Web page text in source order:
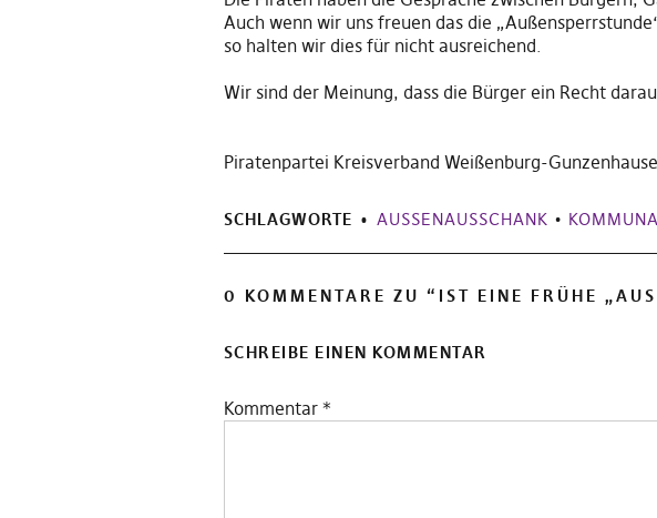
Auch wenn wir uns freuen das die
so halten wir dies für nicht ausreichend.
Wir sind der Meinung, dassdie Bürger ein Recht
Piratenpartei Kreisverband Weißenburg-
SCHLAGWORTE AUSSENAUSSCHANK •
0 KOMMENTARE ZU “ IST EINE FRÜHE
SCHREIBE EINEN KOMMENTAR
Kommentar *